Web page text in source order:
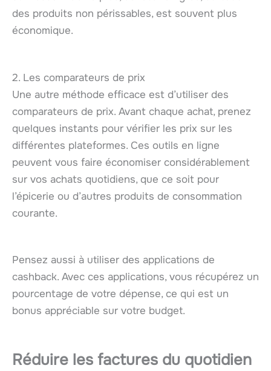
des produits non périssables, est souvent plus
économique.
2. Les comparateurs de prix
Une autre méthode efficace est d’utiliser des
comparateurs de prix. Avant chaque achat, prenez
quelques instants pour vérifier les prix sur les
différentes plateformes. Ces outils en ligne
peuvent vous faire économiser considérablement
sur vos achats quotidiens, que ce soit pour
l’épicerie ou d’autres produits de consommation
courante.
Pensez aussi à utiliser des applications de
cashback. Avec ces applications, vous récupérez un
pourcentage de votre dépense, ce qui est un
bonus appréciable sur votre budget.
Réduire les factures du quotidien